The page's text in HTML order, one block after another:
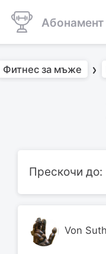
Абонамент
Фитнес за мъже
Прескочи до:
Von